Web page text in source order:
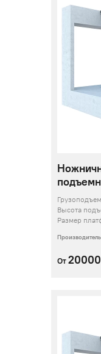
Высота
Размер
Производитель
От